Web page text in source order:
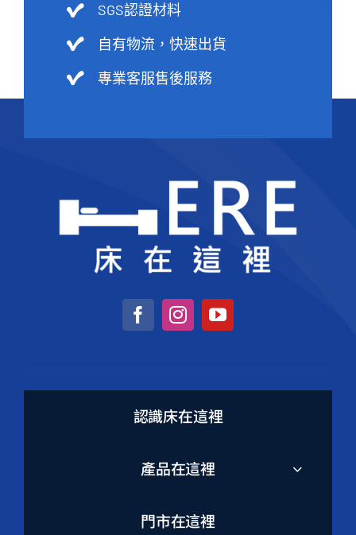
SGS認證材料
自有物流，快速出貨
專業客服售後服務
認識床在這裡
產品在這裡
門市在這裡